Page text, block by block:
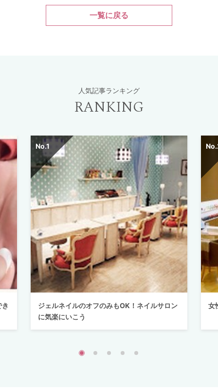
一覧に戻る
人気記事ランキング
RANKING
ジェルネイルのオフのみもOK！ネイルサロン
に気楽にいこう
女